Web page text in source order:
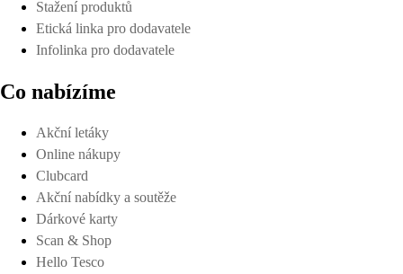
Stažení produktů
Etická linka pro dodavatele
Infolinka pro dodavatele
Co nabízíme
Akční letáky
Online nákupy
Clubcard
Akční nabídky a soutěže
Dárkové karty
Scan & Shop
Hello Tesco